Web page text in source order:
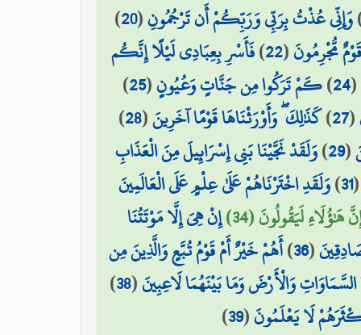
وَإِنِّي عُذْتُ بِرَبِّي وَرَبِّكُمْ أَن تَرْجُمُونِ(
20
)
مُّجْرِمُونَ(
22
)فَأَسْرِ بِعِبَادِي لَيْلًا إِنَّكُم
(
24
)كَمْ تَرَكُوا مِن جَنَّاتٍ وَعُيُونٍ(
25
)
(
27
)كَذَٰلِكَ ۖ وَأَوْرَثْنَاهَا قَوْمًا آخَرِينَ(
28
)
(
29
)وَلَقَدْ نَجَّيْنَا بَنِي إِسْرَائِيلَ مِنَ الْعَذَابِ
31
)وَلَقَدِ اخْتَرْنَاهُمْ عَلَىٰ عِلْمٍ عَلَى الْعَالَمِينَ
هَٰؤُلَاءِ لَيَقُولُونَ (34)
إِنْ هِيَ إِلَّا مَوْتَتُنَا
(
36
)أَهُمْ خَيْرٌ أَمْ قَوْمُ تُبَّعٍ وَالَّذِينَ مِن
وَالْأَرْضَ وَمَا بَيْنَهُمَا لَاعِبِينَ(
38
)
لَا يَعْلَمُونَ(
39
)